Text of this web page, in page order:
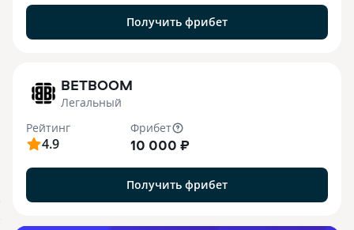
Получить фрибет
BETBOOM
Легальный
Рейтинг
4.9
Фрибет
10 000 ₽
Получить фрибет
.